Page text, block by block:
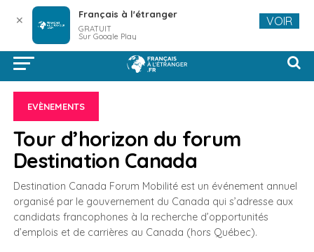
EVÈNEMENTS
Tour d’horizon du forum
Destination Canada
Destination Canada Forum Mobilité est un événement annuel
organisé par le gouvernement du Canada qui s’adresse aux
candidats francophones à la recherche d’opportunités
d’emplois et de carrières au Canada (hors Québec).
✕ Français à l'étranger
GRATUIT
Sur Google Play
VOIR